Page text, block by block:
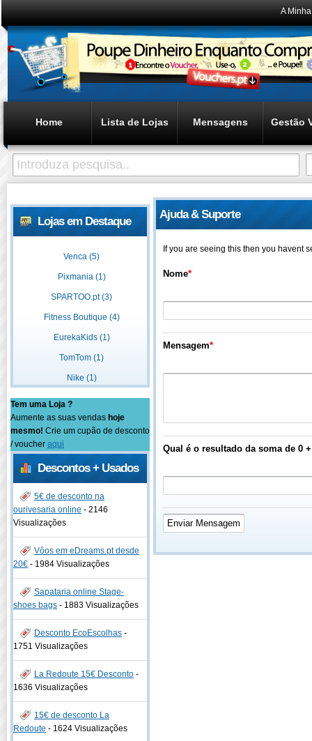
A
Home Lista de Lojas Mensagens Gestão
Lojas em Destaque
Venca (5)
Pixmania (1)
SPARTOO.pt (3)
Fitness Boutique (4)
EurekaKids (1)
TomTom (1)
Nike (1)
Tem uma Loja ?
Aumente as suas vendas hoje
mesmo! Crie um cupão de desconto
/ voucher aqui
Descontos + Usados
5€ de desconto na
ourivesaria online - 2146
Visualizações
Vôos em eDreams.pt desde
20€ - 1984 Visualizações
Sapataria online Stage-
shoes bags - 1883 Visualizações
Desconto EcoEscolhas -
1751 Visualizações
La Redoute 15€ Desconto -
1636 Visualizações
15€ de desconto La
Redoute - 1624 Visualizações
Ajuda & Suporte
If you are seeing this then you havent
Nome*
Mensagem*
Qual é o resultado da soma de 0